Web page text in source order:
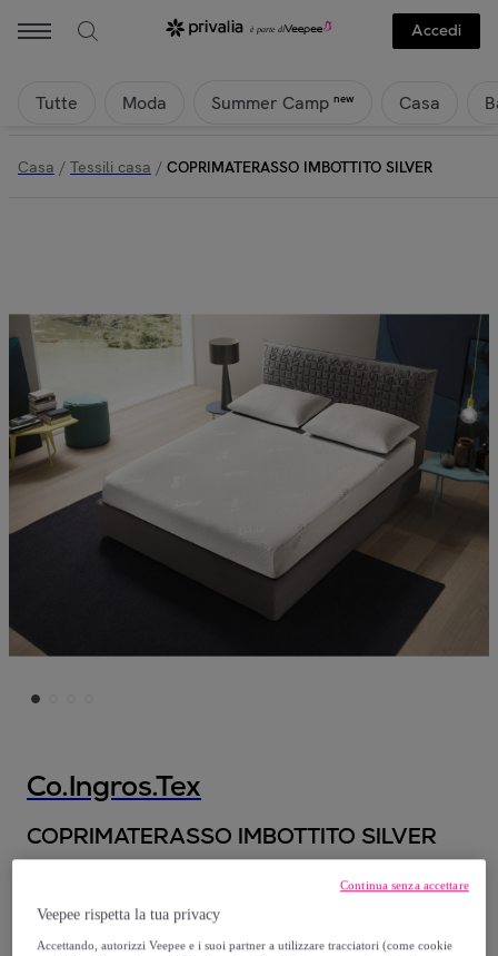
Accedi
Tutte Moda Summer Camp new Casa
Casa / Tessili casa / COPRIMATERASSO IMBOTTITO SILVER
Co.Ingros.Tex
COPRIMATERASSO IMBOTTITO SILVER
26,40 €
Veepee rispetta la tua privacy
Accettando, autorizzi Veepee e i suoi partner a utilizzare tracciatori (come cookie
Continua senza accettare